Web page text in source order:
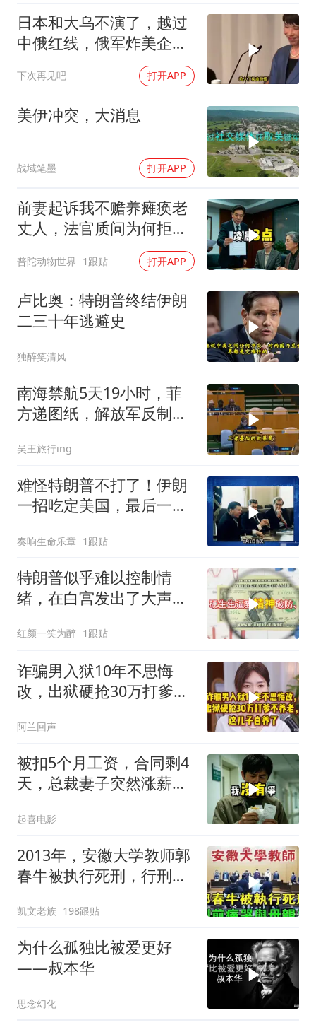
日本和大乌不演了，越过
中俄红线，俄军炸美企就
下次再见吧 打开APP
美伊冲突，大消息
战域笔墨 打开APP
前妻起诉我不赡养瘫痪老
丈人，法官质问为何拒不
普陀动物世界 1跟贴 打开APP
卢比奥：特朗普终结伊朗
二三十年逃避史
独醉笑清风
南海禁航5天19小时，菲
方递图纸，解放军反制组
吴王旅行ing
难怪特朗普不打了！伊朗
一招吃定美国，最后一
奏响生命乐章 1跟贴
特朗普似乎难以控制情
绪，在白宫发出了大声咒
红颜一笑为醉 1跟贴
诈骗男入狱10年不思悔
改，出狱硬抢30万打爹不
阿兰回声
被扣5个月工资，合同剩4
天，总裁妻子突然涨薪续
起喜电影
2013年，安徽大学教师郭
春牛被执行死刑，行刑前
凯文老族 198跟贴
为什么孤独比被爱更好
——叔本华
思念幻化